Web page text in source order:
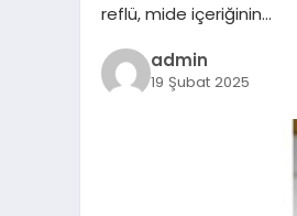
reflü, mide içeriğinin…
admin
19 Şubat 2025